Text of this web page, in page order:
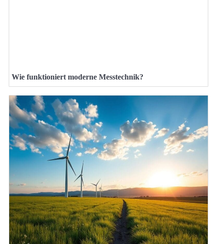
Wie funktioniert moderne Messtechnik?